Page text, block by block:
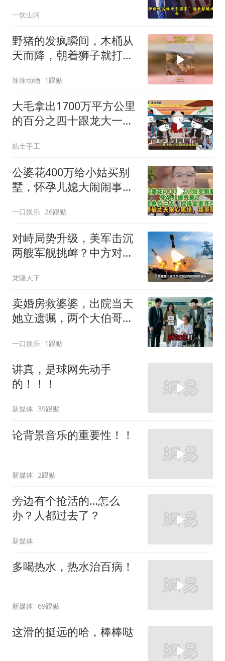
一饮山河
野猪的发疯瞬间，木桶从
天而降，朝着狮子就打去
辣辣动物 1跟贴
大毛拿出1700万平方公里
的百分之四十跟龙大一起
粘土手工
公婆花400万给小姑买别
墅，怀孕儿媳大闹闹事，
一口娱乐 26跟贴
对峙局势升级，美军击沉
两艘军舰挑衅？中方对美
龙隐天下
卖婚房救婆婆，出院当天
她立遗嘱，两个大伯哥傻
一口娱乐 1跟贴
讲真，是球网先动手
的！！！
新媒体 39跟贴
论背景音乐的重要性！！
新媒体 2跟贴
旁边有个抢活的…怎么
办？人都过去了？
新媒体
多喝热水，热水治百病！
新媒体 69跟贴
这滑的挺远的哈，棒棒哒